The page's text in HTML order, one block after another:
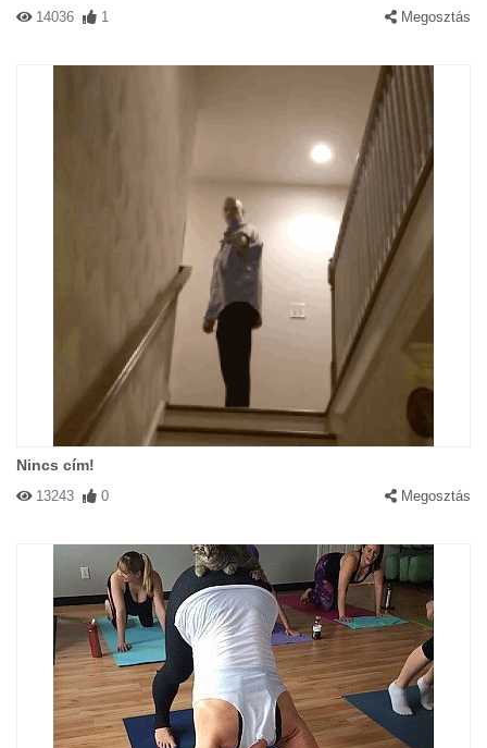
14036 1 Megosztás
Nincs cím!
13243 0 Megosztás